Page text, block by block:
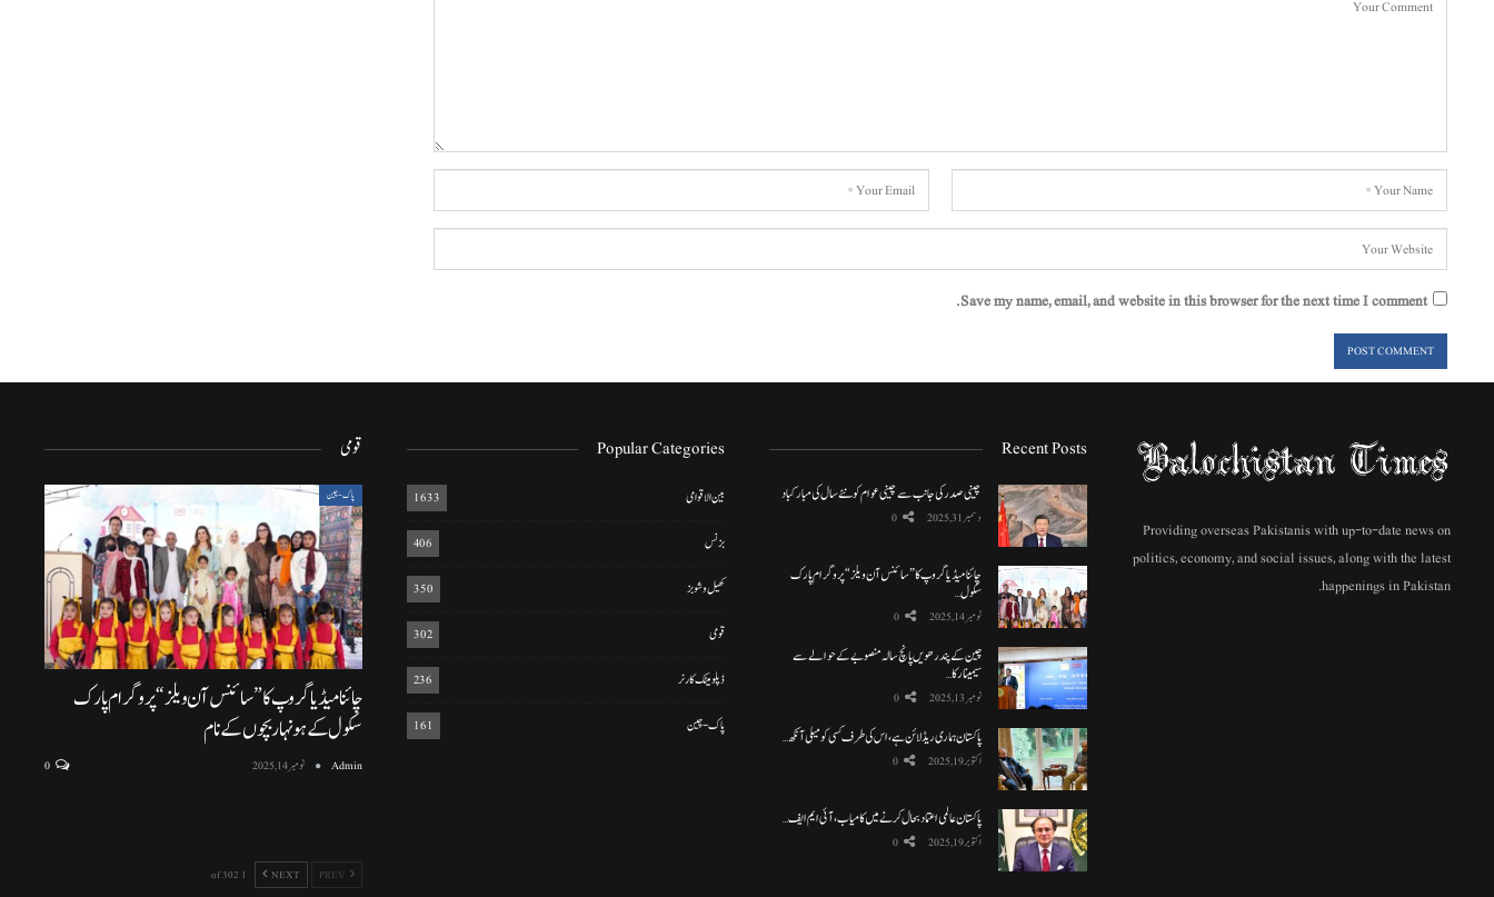
Save my name, email, and website in this browser for the next time I comment.
Providing overseas Pakistanis with up-to-date news on
politics, economy, and social issues, along with the latest
happenings in Pakistan.
Recent Posts
چینی صدر کی جانب سے چینی عوام کو نئے سال کی مبارکباد
دسمبر 31, 2025
چائنا میڈیا گروپ کا ”سائنس آن ویلز“ پروگرام پارک
سکول…
نومبر 14, 2025
چین کے پندرھویں پانچ سالہ منصوبے کے حوالے سے
سیمینار کا…
نومبر 13, 2025
پاکستان ہماری ریڈ لائن ہے، اس کی طرف کسی کو میلی آنکھ…
اکتوبر 19, 2025
پاکستان عالمی اعتماد بحال کرنے میں کامیاب، آئی ایم ایف…
اکتوبر 19, 2025
Popular Categories
بین الاقوامی 1633
بزنس 406
کھیل و شوبز 350
قومی 302
ڈپلومیٹک کارنر 236
پاک-چین 161
قومی
پاک-چین
چائنا میڈیا گروپ کا ”سائنس آن ویلز“ پروگرام پارک
سکول کے ہونہار بچوں کے نام
Admin نومبر 14, 2025 0
NEXT
1 of 302